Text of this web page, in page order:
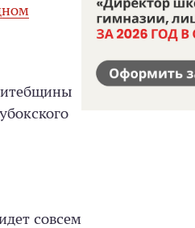
совсем